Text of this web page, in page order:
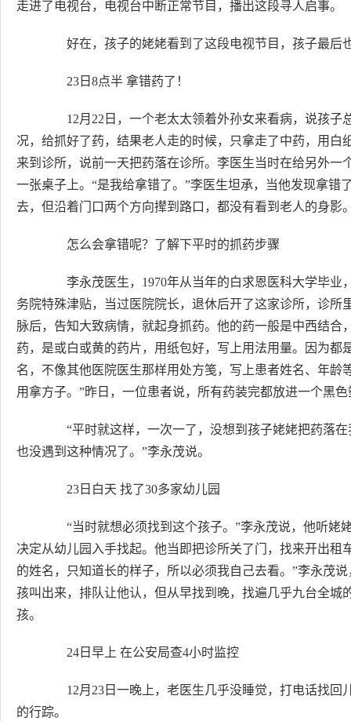
走进了电视台，电视台中断正常节目，播出这段寻人启事。
好在，孩子的姥姥看到了这段电视节目，孩子最后
23日8点半 拿错药了！
12月22日，一个老太太领着外孙女来看病，说孩子
况，给抓好了药，结果老人走的时候，只拿走了中药，用白
来到诊所，说前一天把药落在诊所。李医生当时在给另外
一张桌子上。“是我给拿错了。”李医生坦承，当他发现拿
去，但沿着门口两个方向撵到路口，都没有看到老人的身影
怎么会拿错呢？了解下平时的抓药步骤
李永茂医生，1970年从当年的白求恩医科大学毕业
务院特殊津贴，当过医院院长，退休后开了这家诊所，诊
脉后，告知大致病情，就起身抓药。他的药一般是中西结
药，是或白或黄的药片，用纸包好，写上用法用量。因为
名，不像其他医院医生那样用处方笺，写上患者姓名、年
用拿方子。”昨日，一位患者说，所有药装完都放进一个黑
“平时就这样，一次一了，没想到孩子姥姥把药落在
也没遇到这种情况了。”李永茂说。
23日白天 找了30多家幼儿园
“当时就想必须找到这个孩子。”李永茂说，他听姥
决定从幼儿园入手找起。他当即把诊所关了门，找来开出
的姓名，只知道长的样子，所以必须我自己去看。”李永茂
孩叫出来，排队让他认，但从早找到晚，找遍几乎九台全城
孩。
24日早上 在公安局查4小时监控
12月23日一晚上，老医生几乎没睡觉，打电话找回
的行踪。